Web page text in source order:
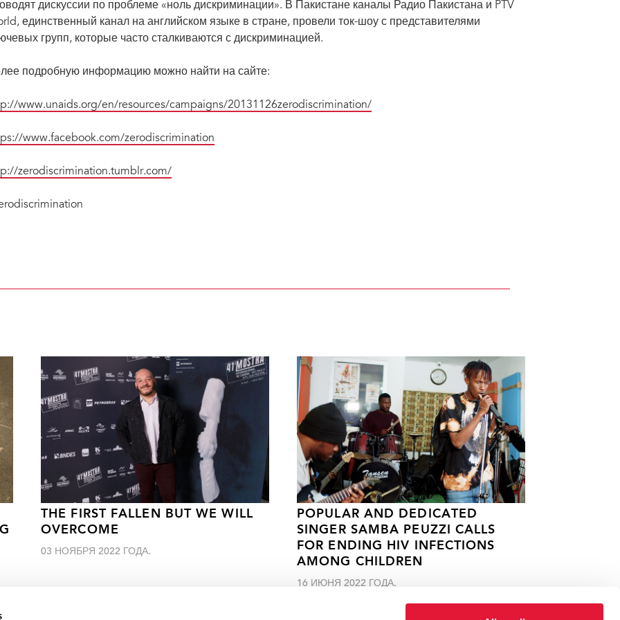
дискуссии по проблеме «ноль дискриминации». В Пакистане каналы Радио Пакистана и PTV
единственный канал на английском языке в стране, провели ток-шоу с представителями
групп, которые часто сталкиваются с дискриминацией.
подробную информацию можно найти на сайте:
www.unaids.org/en/resources/campaigns/20131126zerodiscrimination/
www.facebook.com/zerodiscrimination
zerodiscrimination.tumblr.com/
THE FIRST FALLEN BUT WE WILL
OVERCOME
03 НОЯБРЯ 2022 ГОДА.
POPULAR AND DEDICATED
SINGER SAMBA PEUZZI CALLS
FOR ENDING HIV INFECTIONS
AMONG CHILDREN
16 ИЮНЯ 2022 ГОДА.